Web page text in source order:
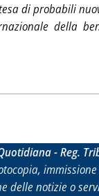
di probabili
della
- Reg.
delle notizie o